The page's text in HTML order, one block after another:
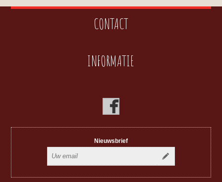
CONTACT
INFORMATIE
Nieuwsbrief